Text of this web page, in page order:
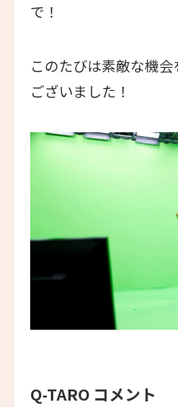
で！
このたびは素敵な機
ございました！
Q-TARO コメント